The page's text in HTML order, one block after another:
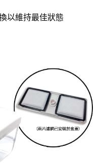
可完成結帳。
訊。
訊中的連結，可透過四大超商／
視為交易完成。
結帳頁面顯示為準，若有關於
疑問，請聯繫「AFTEE先享後付
support/home
AFTEE先享後付」服務完成之交
，並將交易相關給付款項請求債
址：
或監護人之同意方可使用
以維持最佳狀態